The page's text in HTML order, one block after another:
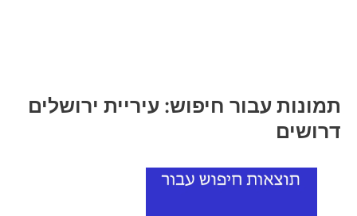
תמונות עבור חיפוש: עיריית ירושלים
דרושים